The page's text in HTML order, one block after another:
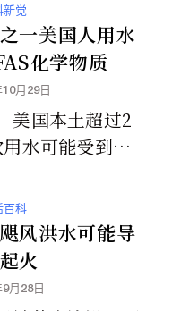
新觉
一美国人用水
化学物质
10月29日
美国本土超过2
水可能受到
达州和加州是大
可能受到污染的
共供水的州。
百科
风洪水可能导
火
9月28日